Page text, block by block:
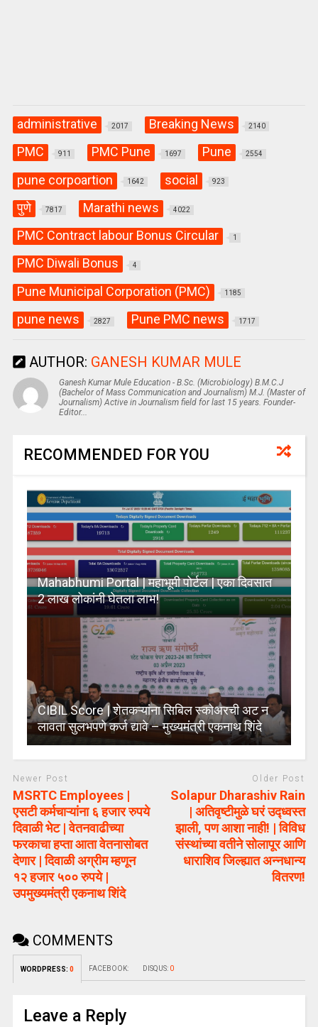
administrative 2017 Breaking News 2140
PMC 911 PMC Pune 1697 Pune 2554
pune corpoartion 1642 social 923
पुणे 7817 Marathi news 4022
PMC Contract labour Bonus Circular 1
PMC Diwali Bonus 4
Pune Municipal Corporation (PMC) 1185
pune news 2827 Pune PMC news 1717
AUTHOR: GANESH KUMAR MULE
Ganesh Kumar Mule Education - B.Sc. (Microbiology) B.M.C.J
(Bachelor of Mass Communication and Journalism) M.J. (Master of
Journalism) Active in Journalism field for last 15 years. Founder-
Editor...
RECOMMENDED FOR YOU
Mahabhumi Portal | महाभूमी पोर्टल | एका दिवसात
2 लाख लोकांनी घेतला लाभ!
CIBIL Score | शेतकऱ्यांना सिबिल स्कोअरची अट न
लावता सुलभपणे कर्ज द्यावे – मुख्यमंत्री एकनाथ शिंदे
Newer Post
MSRTC Employees |
एसटी कर्मचाऱ्यांना ६ हजार रुपये
दिवाळी भेट | वेतनवाढीच्या
फरकाचा हप्ता आता वेतनासोबत
देणार | दिवाळी अग्रीम म्हणून
१२ हजार ५०० रुपये |
उपमुख्यमंत्री एकनाथ शिंदे
Older Post
Solapur Dharashiv Rain
| अतिवृष्टीमुळे घरं उद्ध्वस्त
झाली, पण आशा नाही! | विविध
संस्थांच्या वतीने सोलापूर आणि
धाराशिव जिल्ह्यात अन्नधान्य
वितरण!
COMMENTS
WORDPRESS: 0 FACEBOOK: DISQUS: 0
Leave a Reply